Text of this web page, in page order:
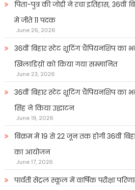
पिता-पुत्र की जोड़ी ने रचा इतिहास, 36वीं
में जीते 11 पदक
June 26, 2026
36वीं बिहार स्टेट शूटिंग चैंपियनशिप का
खिलाडिय़ों को किया गया सम्मानित
June 23, 2026
36वीं बिहार स्टेट शूटिंग चैंपियनशिप का
सिंह ने किया उद्घाटन
June 19, 2026
बिक्रम में 19 से 22 जून तक होगी 36वीं
का आयोजन
June 17, 2026
पार्वती सेंट्रल स्कूल में वार्षिक परीक्षा